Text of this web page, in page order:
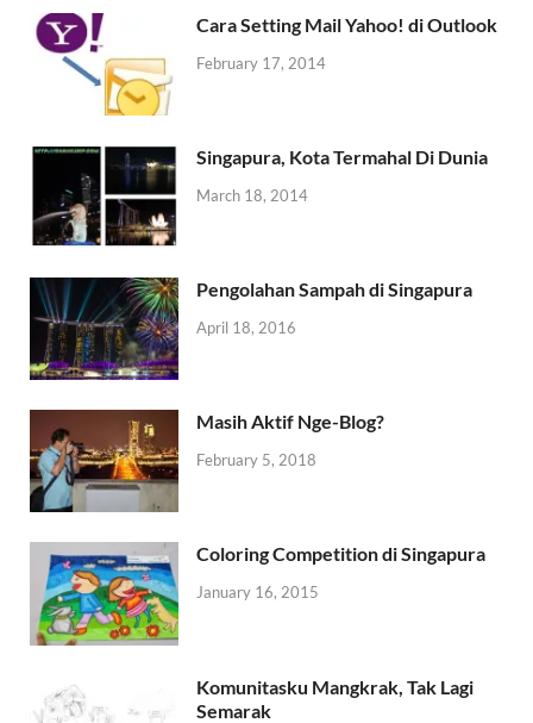
Cara Setting Mail Yahoo! di Outlook
February 17, 2014
Singapura, Kota Termahal Di Dunia
March 18, 2014
Pengolahan Sampah di Singapura
April 18, 2016
Masih Aktif Nge-Blog?
February 5, 2018
Coloring Competition di Singapura
January 16, 2015
Komunitasku Mangkrak, Tak Lagi
Semarak